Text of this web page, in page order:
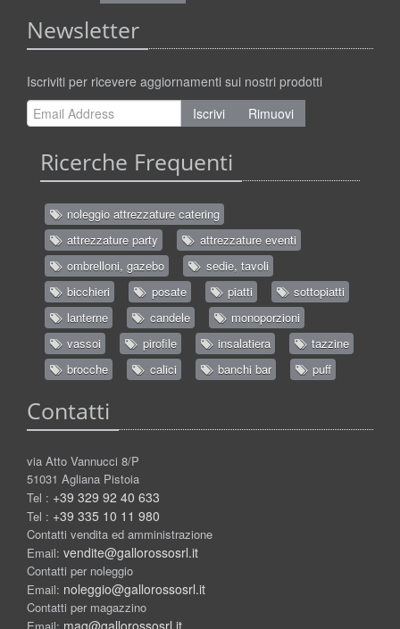
Newsletter
Iscriviti per ricevere aggiornamenti sui nostri prodotti
Iscrivi
Rimuovi
Ricerche Frequenti
noleggio attrezzature catering
attrezzature party
attrezzature eventi
ombrelloni, gazebo
sedie, tavoli
bicchieri
posate piatti
sottopiatti
lanterne
candele
monoporzioni
vassoi
pirofile insalatiera
tazzine
brocche
calici banchi bar puff
Contatti
via Atto Vannucci 8/P
51031 Agliana Pistoia
Tel : +39 329 92 40 633
Tel : +39 335 10 11 980
Contatti vendita ed amministrazione
Email: vendite@gallorossosrl.it
Contatti per noleggio
Email: noleggio@gallorossosrl.it
Contatti per magazzino
mag@gallorossosrl.it